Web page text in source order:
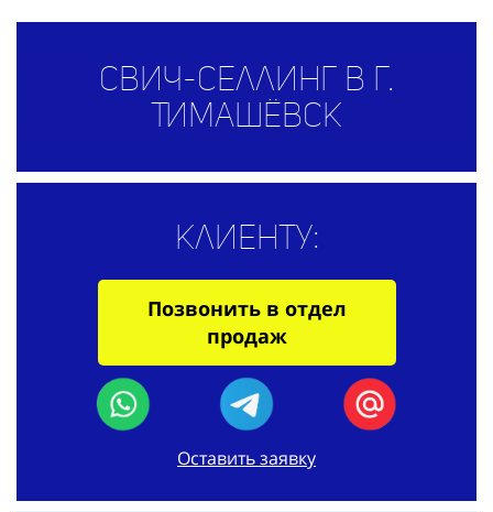
Свич-селлинг в г.
Тимашёвск
Клиенту:
Позвонить в отдел
продаж
Оставить заявку